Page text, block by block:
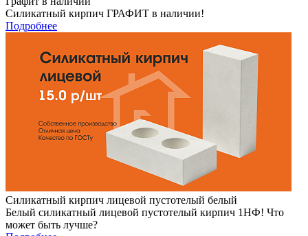
Силикатный кирпич ГРАФИТ в наличии!
Подробнее
Силикатный кирпич лицевой пустотелый белый
Белый силикатный лицевой пустотелый кирпич 1НФ! Что
может быть лучше?